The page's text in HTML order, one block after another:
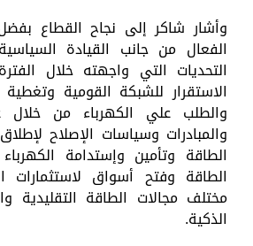
وأشار شاكر إلى نجاح القطاع
الفعال من جانب القيادة
التحديات التي واجهته خلال
الاستقرار للشبكة القومية وتغطية
والطلب علي الكهرباء من خلال
والمبادرات وسياسات الإصلاح
الطاقة وتأمين وإستدامة
الطاقة وفتح أسواق
مختلف مجالات الطاقة التقليدية
الذكية.